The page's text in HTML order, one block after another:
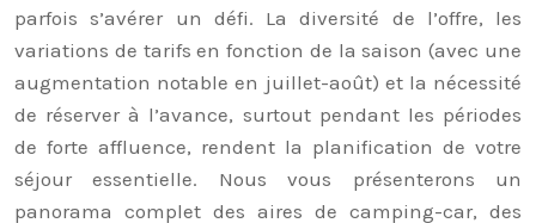
parfois s’avérer un défi. La diversité de l’offre, les
variations de tarifs en fonction de la saison (avec une
augmentation notable en juillet-août) et la nécessité
de réserver à l’avance, surtout pendant les périodes
de forte affluence, rendent la planification de votre
séjour essentielle. Nous vous présenterons un
panorama complet des aires de camping-car, des